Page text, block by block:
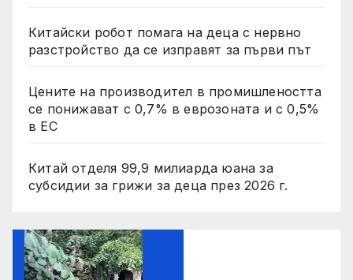
Китайски робот помага на деца с нервно
разстройство да се изправят за първи път
Цените на производител в промишлеността
се понижават с 0,7% в еврозоната и с 0,5%
в ЕС
Китай отделя 99,9 милиарда юана за
субсидии за грижи за деца през 2026 г.